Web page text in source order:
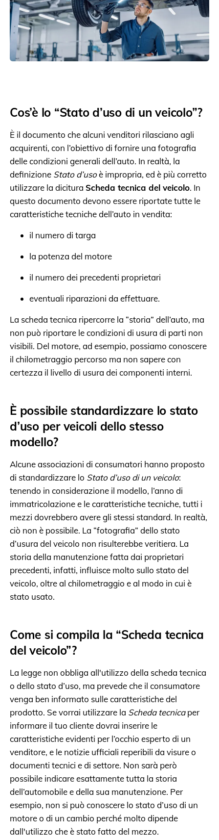
Cos’è lo “Stato d’uso di un veicolo”?
È il documento che alcuni venditori rilasciano agli
acquirenti, con l’obiettivo di fornire una fotografia
delle condizioni generali dell’auto. In realtà, la
definizione Stato d’usoè impropria, ed è più corretto
utilizzare la dicitura Scheda tecnica del veicolo. In
questo documento devono essere riportate tutte le
caratteristiche tecniche dell’auto in vendita:
il numero di targa
la potenza del motore
il numero dei precedenti proprietari
eventuali riparazioni da effettuare.
La scheda tecnica ripercorre la “storia” dell’auto, ma
non può riportare le condizioni di usura di parti non
visibili. Del motore, ad esempio, possiamo conoscere
il chilometraggio percorso ma non sapere con
certezza il livello di usura dei componenti interni.
È possibile standardizzare lo stato
d’uso per veicoli dello stesso
modello?
Alcune associazioni di consumatori hanno proposto
di standardizzare lo Stato d’uso di un veicolo:
tenendo in considerazione il modello, l’anno di
immatricolazione e le caratteristiche tecniche, tutti i
mezzi dovrebbero avere gli stessi standard. In realtà,
ciò non è possibile. La “fotografia” dello stato
d’usura del veicolo non risulterebbe veritiera. La
storia della manutenzione fatta dai proprietari
precedenti, infatti, influisce molto sullo stato del
veicolo, oltre al chilometraggio e al modo in cui è
stato usato.
Come si compila la “Scheda tecnica
del veicolo”?
La legge non obbliga all'utilizzo della scheda tecnica
o dello stato d’uso, ma prevede che il consumatore
venga ben informato sulle caratteristiche del
prodotto. Se vorrai utilizzare la Scheda tecnicaper
informare il tuo cliente dovrai inserire le
caratteristiche evidenti per l’occhio esperto di un
venditore, e le notizie ufficiali reperibili da visure o
documenti tecnici e di settore. Non sarà però
possibile indicare esattamente tutta la storia
dell’automobile e della sua manutenzione. Per
esempio, non si può conoscere lo stato d’uso di un
motore o di un cambio perché molto dipende
dall'utilizzo che è stato fatto del mezzo.